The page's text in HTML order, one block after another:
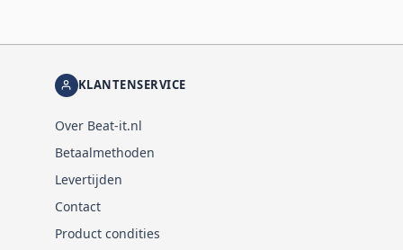
KLANTENSERVICE
Over Beat-it.nl
Betaalmethoden
Levertijden
Contact
Product condities